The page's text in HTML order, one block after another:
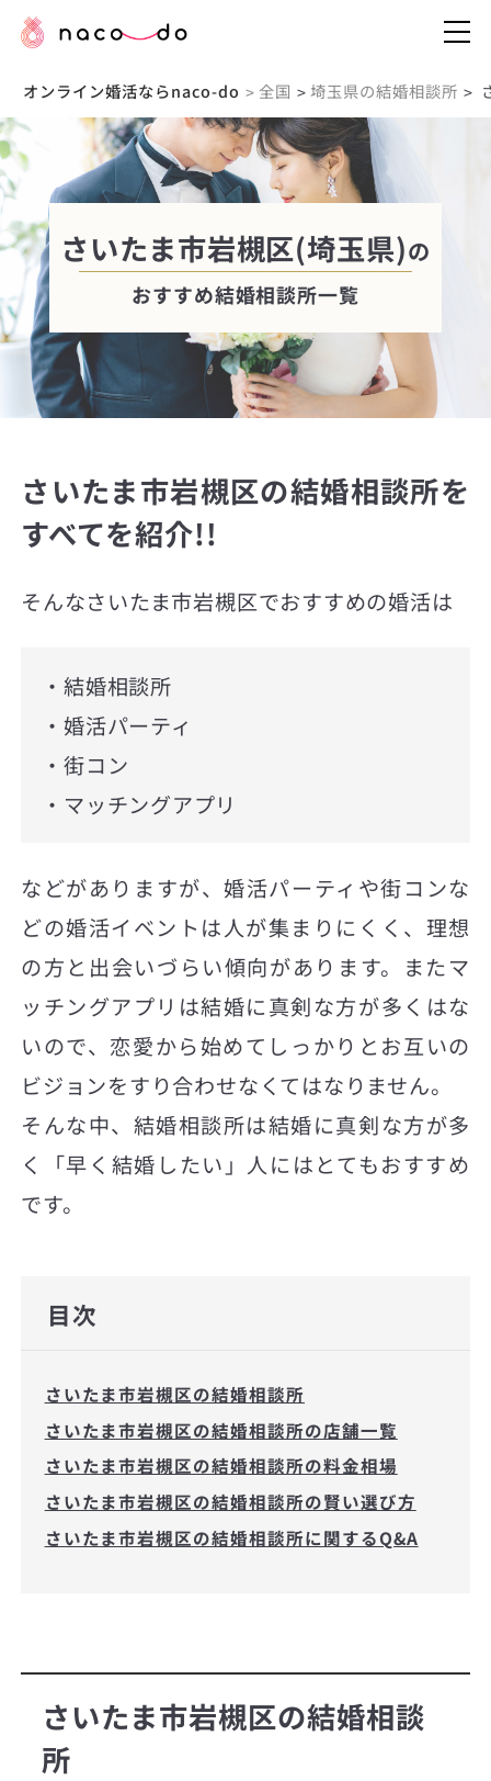
オンライン婚活ならnaco-do > 全国 > 埼玉県の結婚相談所 >
さいたま市岩槻区(埼玉県)の
おすすめ結婚相談所一覧
さいたま市岩槻区の結婚相談所を
すべてを紹介!!
そんなさいたま市岩槻区でおすすめの婚活は
・結婚相談所
・婚活パーティ
・街コン
・マッチングアプリ
などがありますが、婚活パーティや街コンな
どの婚活イベントは人が集まりにくく、理想
の方と出会いづらい傾向があります。またマ
ッチングアプリは結婚に真剣な方が多くはな
いので、恋愛から始めてしっかりとお互いの
ビジョンをすり合わせなくてはなりません。
そんな中、結婚相談所は結婚に真剣な方が多
く「早く結婚したい」人にはとてもおすすめ
です。
目次
さいたま市岩槻区の結婚相談所
さいたま市岩槻区の結婚相談所の店舗一覧
さいたま市岩槻区の結婚相談所の料金相場
さいたま市岩槻区の結婚相談所の賢い選び方
さいたま市岩槻区の結婚相談所に関するQ&A
さいたま市岩槻区の結婚相談
所